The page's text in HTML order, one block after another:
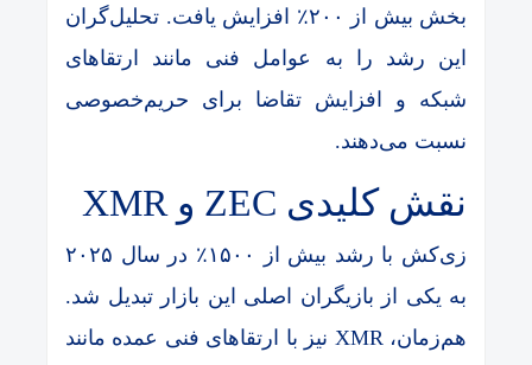
بخش بیش از ۲۰۰٪ افزایش یافت. تحلیل‌گران
این رشد را به عوامل فنی مانند ارتقاهای
شبکه و افزایش تقاضا برای حریم‌خصوصی
نسبت می‌دهند.
نقش کلیدی ZEC و XMR
زی‌کش با رشد بیش از ۱۵۰۰٪ در سال ۲۰۲۵
به یکی از بازیگران اصلی این بازار تبدیل شد.
هم‌زمان، XMR نیز با ارتقاهای فنی عمده مانند